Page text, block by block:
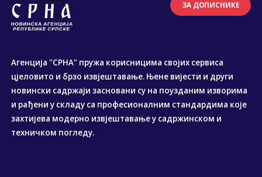
ЗА ДОПИСНИКЕ
Агенција "СРНА" пружа корисницима својих сервиса
цјеловито и брзо извјештавање. Њене вијести и други
новински садржаји засновани су на поузданим изворима
и рађени у складу са професионалним стандардима које
захтијева модерно извјештавање у садржинском и
техничком погледу.